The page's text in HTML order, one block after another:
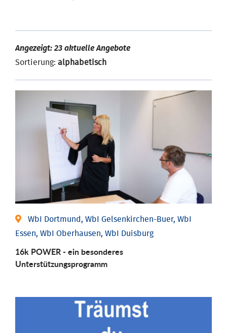
Angezeigt: 23 aktuelle Angebote
Sortierung: alphabetisch
WbI Dortmund, WbI Gelsenkirchen-Buer, WbI
Essen, WbI Oberhausen, WbI Duisburg
16k POWER - ein besonderes
Unterstützungsprogramm